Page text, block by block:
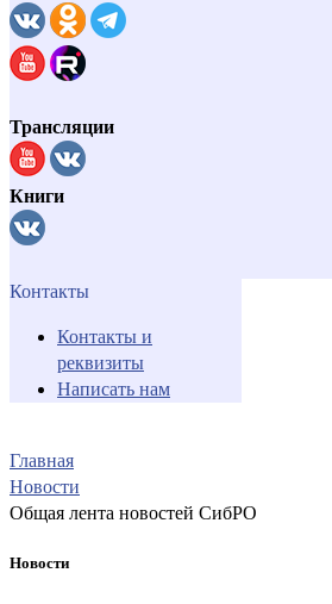
Трансляции
Книги
Контакты
Контакты и
реквизиты
Написать нам
Главная
Новости
Общая лента новостей СибРО
Новости